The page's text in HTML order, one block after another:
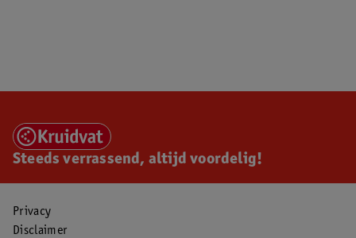
Steeds verrassend, altijd voordelig!
Privacy
Disclaimer